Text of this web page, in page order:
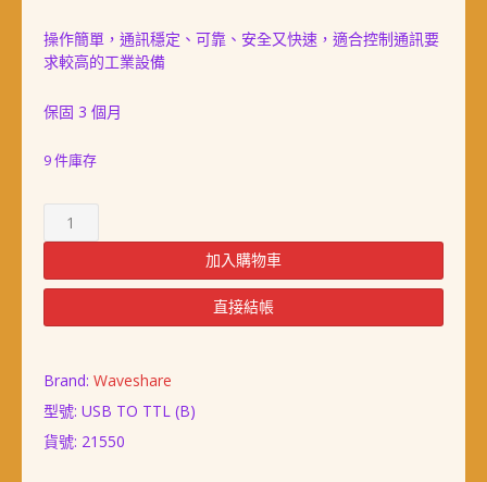
操作簡單，通訊穩定、可靠、安全又快速，適合控制通訊要
求較高的工業設備
保固 3 個月
9 件庫存
業
USB
TTL
版,
數
量
加入購物車
直接結帳
Brand: Waveshare
型號: USB TO TTL (B)
貨號: 21550